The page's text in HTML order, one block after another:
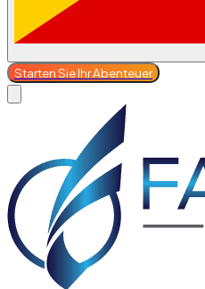
Starten Sie Ihr Abenteuer